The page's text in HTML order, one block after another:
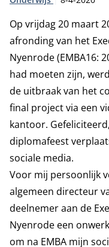
Op vrijdag 20 maart
afronding van het
Nyenrode (EMBA16:
had moeten zijn,
de uitbraak van het
final project via een
kantoor.
diplomafeest
sociale media.
Voor mij persoonlijk
algemeen directeur
deelnemer aan de
Nyenrode een
om na EMBA mijn